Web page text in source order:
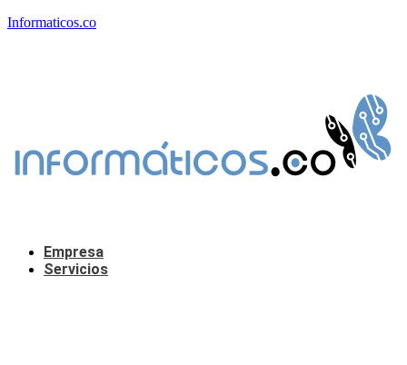
Informaticos.co
Empresa
Servicios